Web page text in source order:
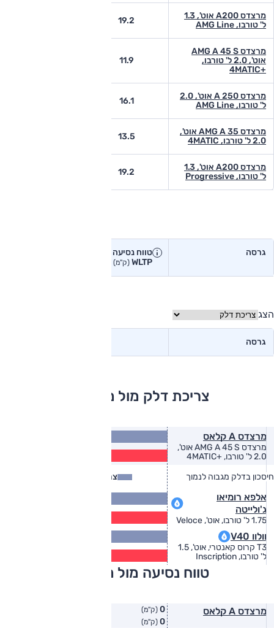
מרצדס A200 אוט', 1.3
ל' טורבו, AMG Line
19.2
מרצדס AMG A 45 S
אוט', 2.0 ל' טורבו,
+4MATIC
11.9
מרצדס A 250 אוט', 2.0
ל' טורבו, AMG Line
16.1
מרצדס AMG A 35 אוט',
2.0 ל' טורבו, 4MATIC
13.5
מרצדס A200 אוט', 1.3
ל' טורבו, Progressive
19.2
גרסה
טווח נסיעה יצרן
WLTP(ק"מ)
הצג
גרסה
צריכת דלק מול מתחרים
מרצדס A קלאס
מרצדס AMG A 45 S אוט',
2.0 ל' טורבו, +4MATIC
חיסכון בדלק מגבוה לנמוך צריכת דלק
אלפא רומיאו
ג'ולייטה
1.75 ל' טורבו, אוט', Veloce
וולוו V40
T3 קרוס קאנטרי, אוט', 1.5
ל' טורבו, Inscription
טווח נסיעה מול מתחרים
מרצדס A קלאס 0 (ק"מ)
0 (ק"מ)